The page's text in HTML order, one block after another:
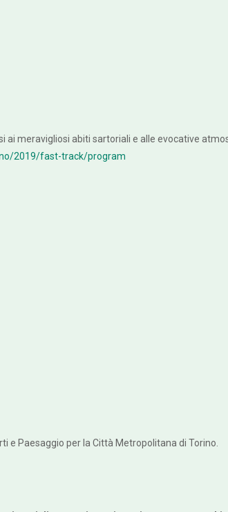
ai meravigliosi abiti sartoriali e alle evocative
2019/fast-track/program
e Paesaggio per la Città Metropolitana di Torino.